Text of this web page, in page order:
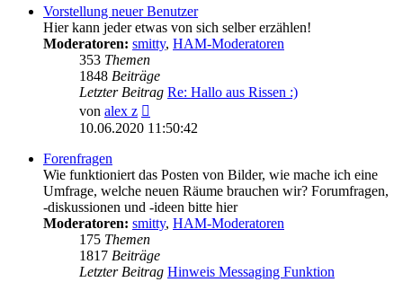
Vorstellung neuer Benutzer
Hier kann jeder etwas von sich selber erzählen!
Moderatoren: smitty, HAM-Moderatoren
353 Themen
1848 Beiträge
Letzter Beitrag Re: Hallo aus Rissen :)
von alex z
Beitrag
10.06.2020 11:50:42
Forenfragen
Wie funktioniert das Posten von Bilder, wie mache ich eine
Umfrage, welche neuen Räume brauchen wir? Forumfragen,
-diskussionen und -ideen bitte hier
Moderatoren: smitty, HAM-Moderatoren
175 Themen
1817 Beiträge
Letzter Beitrag Hinweis Messaging Funktion